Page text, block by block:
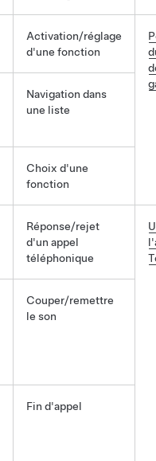
Activation/réglage
d'une fonction
Navigation dans
une liste
Choix d'une
fonction
Réponse/rejet
d'un appel
téléphonique
Couper/remettre
le son
Fin d'appel